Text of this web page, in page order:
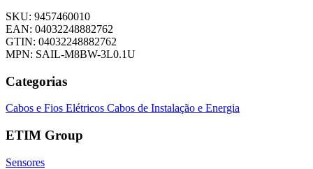
SKU: 9457460010
EAN: 04032248882762
GTIN: 04032248882762
MPN: SAIL-M8BW-3L0.1U
Categorias
Cabos e Fios Elétricos Cabos de Instalação e Energia
ETIM Group
Sensores